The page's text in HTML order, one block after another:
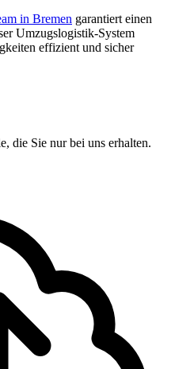
in Bremen garantiert einen
Umzugslogistik-System
effizient und sicher
die Sie nur bei uns erhalten.